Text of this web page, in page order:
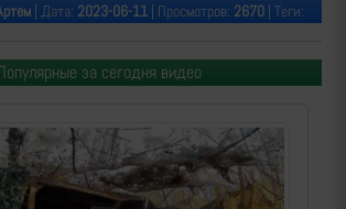
| Дата: 2023-06-11| Просмотров: 2670| Теги:
за сегодня видео